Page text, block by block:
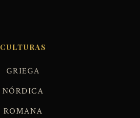
CULTURAS
GRIEGA
NÓRDICA
ROMANA